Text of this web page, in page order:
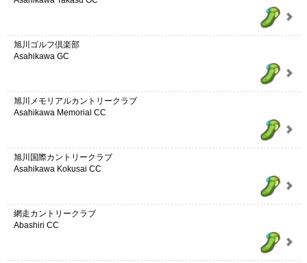
旭川ゴルフ倶楽部
Asahikawa GC
旭川メモリアルカントリークラブ
Asahikawa Memorial CC
旭川国際カントリークラブ
Asahikawa Kokusai CC
網走カントリークラブ
Abashiri CC